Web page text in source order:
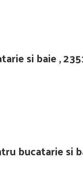
si baie ,
bucatarie si